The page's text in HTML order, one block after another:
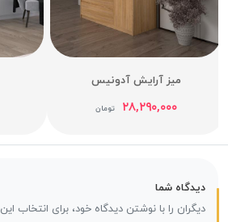
میز آرایش آدونیس
۲۸,۲۹۰,۰۰۰ تومان
دیدگاه شما
دیگران را با نوشتن دیدگاه خود، برای انتخاب این